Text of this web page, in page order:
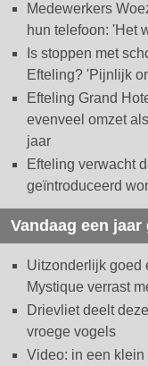
Medewerkers
hun telefoon: 'Het
Is stoppen met
Efteling? 'Pijnlijk
Efteling Grand
evenveel omzet
jaar
Efteling verwacht
geïntroduceerd
Vandaag een jaar
Uitzonderlijk goed
Mystique verrast
Drievliet deelt
vroege vogels
Video: in een klein